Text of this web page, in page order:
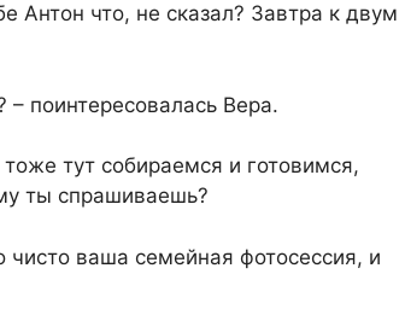
Антон что, не сказал? Завтра к двум
поинтересовалась Вера.
тут собираемся и готовимся,
ты спрашиваешь?
чисто ваша семейная фотосессия, и